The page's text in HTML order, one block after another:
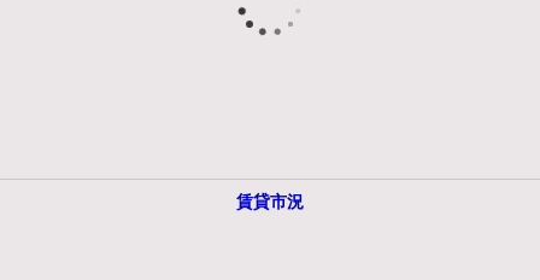
賃貸市況